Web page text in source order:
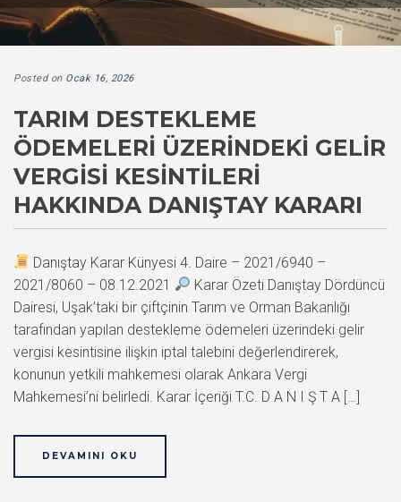
Posted on Ocak 16, 2026
TARIM DESTEKLEME
ÖDEMELERI ÜZERINDEKI GELIR
VERGISI KESINTILERI
HAKKINDA DANIŞTAY KARARI
Danıştay Karar Künyesi 4. Daire – 2021/6940 –
2021/8060 – 08.12.2021
Karar Özeti Danıştay Dördüncü
Dairesi, Uşak’taki bir çiftçinin Tarım ve Orman Bakanlığı
tarafından yapılan destekleme ödemeleri üzerindeki gelir
vergisi kesintisine ilişkin iptal talebini değerlendirerek,
konunun yetkili mahkemesi olarak Ankara Vergi
Mahkemesi’ni belirledi. Karar İçeriği T.C. D A N I Ş T A […]
DEVAMINI OKU